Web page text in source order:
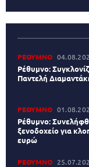
ΡΕΘΥΜΝΟ
Ρέθυμνο:
Παντελή
ΡΕΘΥΜΝΟ
Ρέθυμνο:
ξενοδοχείο για
ευρώ
ΡΕΘΥΜΝΟ